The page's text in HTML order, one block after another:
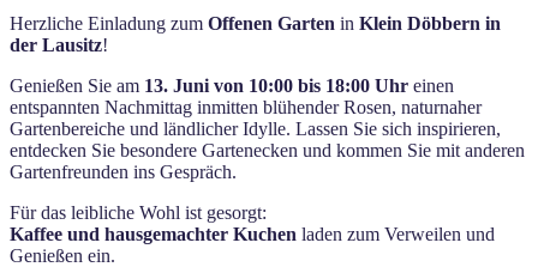
Herzliche Einladung zum Offenen Garten in Klein Döbbern in
der Lausitz!
Genießen Sie am 13. Juni von 10:00 bis 18:00 Uhr einen
entspannten Nachmittag inmitten blühender Rosen, naturnaher
Gartenbereiche und ländlicher Idylle. Lassen Sie sich inspirieren,
entdecken Sie besondere Gartenecken und kommen Sie mit anderen
Gartenfreunden ins Gespräch.
Für das leibliche Wohl ist gesorgt:
Kaffee und hausgemachter Kuchen laden zum Verweilen und
Genießen ein.